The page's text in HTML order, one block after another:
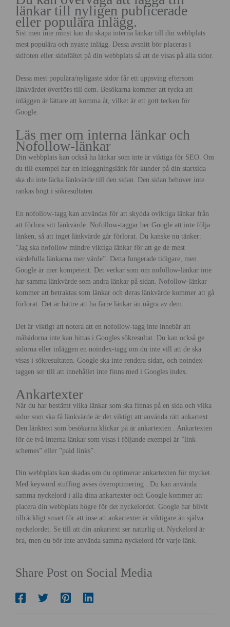
länkar till nyligen publicerade
eller populära inlägg.
Sist men inte minst kan du skapa interna länkar till din webbplats
mest populära och nyaste inlägg. Dessa avsnitt bör placeras i
sidfoten eller sidofältet på din webbplats så att de visas på alla sidor.
Dessa mest populära/nyligaste sidor får ett uppsving eftersom
länkvärdet överförs till dem. Besökarna kommer att tycka att
inläggen är lättare att komma åt, vilket är ett gott tecken för
Google.
Läs mer om interna länkar och
Nofollow-länkar
Din webbplats kan också ha länkar som inte är viktiga för SEO. Om
du till exempel har en inloggningslänk för kunder på din startsida
ska du inte läcka länkvärde till den sidan. Den sidan behöver inte
rankas högt i sökresultaten.
En nofollow-tagg kan användas för att skydda oviktiga länkar från
att förlora sitt länkvärde. Nofollow-taggar ber Google att inte följa
länken, så att inget länkvärde går förlorat. Du kanske nu tänker:
”Jag ska nofollow mindre viktiga länkar för att ge de mest
värdefulla länkarna mer värde”. Detta fungerade tidigare, men
Google är mer kompetent. Det verkar som om nofollow-länkar inte
har samma länkvärde som andra länkar på sidan. Nofollow-länkar
kommer att betraktas som länkar och deras länkvärde kommer att gå
förlorat. Det är bättre att ha färre länkar än några av dem.
Det är viktigt att notera att en nofollow-tagg inte innebär att
målsidorna inte kan hittas i Googles sökresultat. Du kan också ge
sidorna eller inläggen en noindex-tagg om du inte vill att de ska
visas i sökresultaten. Google ska inte rendera sidan, och noindex-
taggen ser till att innehållet inte finns med i Googles index.
Ankartexter
När du har bestämt vilka länkar som ska finnas på en sida och vilka
sidor som ska få länkvärde är det viktigt att använda rätt ankartext.
Den länktext som besökarna klickar på är ankartexten . Ankartexten
för de två interna länkar som visas i följande exempel är ”link
schemes” eller ”paid links”.
Din webbplats kan skadas om du optimerar ankartexten för mycket.
Med keyword stuffing avses överoptimering . Du kan använda
samma nyckelord i alla dina ankartexter och Google kommer att
placera din webbplats högre för det nyckelordet. Google har blivit
tillräckligt smart för att inse att ankartexter är viktigare än själva
nyckelordet. Se till att din ankartext ser naturlig ut. Nyckelord är
bra, men du bör inte använda samma nyckelord för varje länk.
Share Post on Social Media